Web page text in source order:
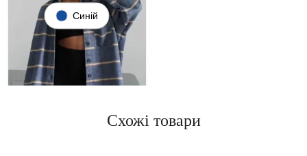
Синій
Схожі товари